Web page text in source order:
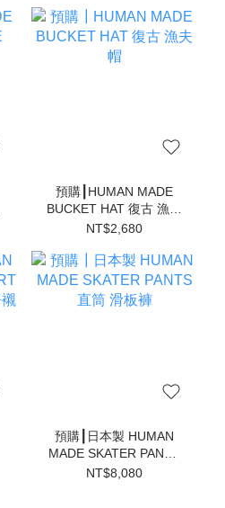
預購┃HUMAN MADE
BUCKET HAT 復古 漁夫
帽
NT$2,680
預購┃日本製 HUMAN
MADE SKATER PANTS
直筒 滑板褲
NT$8,080